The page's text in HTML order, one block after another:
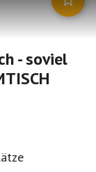
- soviel